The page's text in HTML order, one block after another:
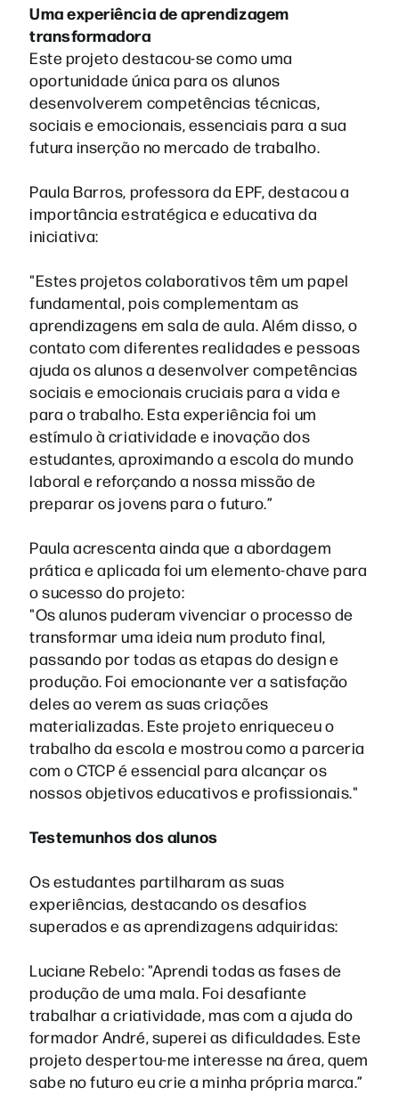
Uma experiência de aprendizagem
transformadora
Este projeto destacou-se como uma
oportunidade única para os alunos
desenvolverem competências técnicas,
sociais e emocionais, essenciais para a sua
futura inserção no mercado de trabalho.
Paula Barros, professora da EPF, destacou a
importância estratégica e educativa da
iniciativa:
"Estes projetos colaborativos têm um papel
fundamental, pois complementam as
aprendizagens em sala de aula. Além disso, o
contato com diferentes realidades e pessoas
ajuda os alunos a desenvolver competências
sociais e emocionais cruciais para a vida e
para o trabalho. Esta experiência foi um
estímulo à criatividade e inovação dos
estudantes, aproximando a escola do mundo
laboral e reforçando a nossa missão de
preparar os jovens para o futuro.”
Paula acrescenta ainda que a abordagem
prática e aplicada foi um elemento-chave para
o sucesso do projeto:
"Os alunos puderam vivenciar o processo de
transformar uma ideia num produto final,
passando por todas as etapas do design e
produção. Foi emocionante ver a satisfação
deles ao verem as suas criações
materializadas. Este projeto enriqueceu o
trabalho da escola e mostrou como a parceria
com o CTCP é essencial para alcançar os
nossos objetivos educativos e profissionais."
Testemunhos dos alunos
Os estudantes partilharam as suas
experiências, destacando os desafios
superados e as aprendizagens adquiridas:
Luciane Rebelo: "Aprendi todas as fases de
produção de uma mala. Foi desafiante
trabalhar a criatividade, mas com a ajuda do
formador André, superei as dificuldades. Este
projeto despertou-me interesse na área, quem
sabe no futuro eu crie a minha própria marca.”